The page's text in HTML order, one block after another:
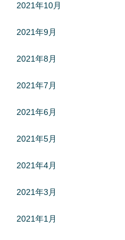
2021年10月
2021年9月
2021年8月
2021年7月
2021年6月
2021年5月
2021年4月
2021年3月
2021年1月